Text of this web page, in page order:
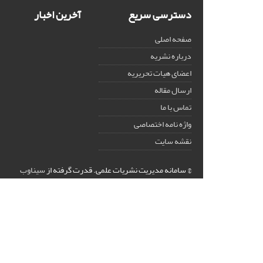
دسترسی سریع
صفحه اصلی
درباره نشریه
اعضای هیات تحریریه
ارسال مقاله
تماس با ما
واژه نامه اختصاصی
نقشه سایت
آخرین اخبار
© سامانه مدیریت نشریات علمی.قدرت گرفته ازسیناوب